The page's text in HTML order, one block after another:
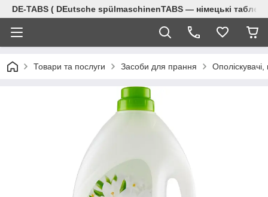
DE-TABS ( DEutsche spülmaschinenTABS ― німецькі
Товари та послуги Засоби для прання